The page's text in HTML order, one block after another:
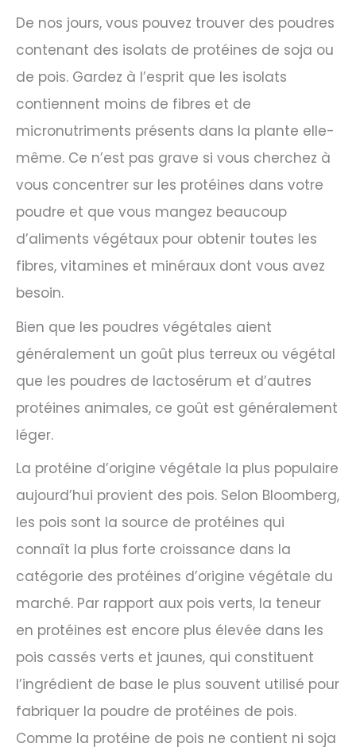
De nos jours, vous pouvez trouver des poudres
contenant des isolats de protéines de soja ou
de pois. Gardez à l’esprit que les isolats
contiennent moins de fibres et de
micronutriments présents dans la plante elle-
même. Ce n’est pas grave si vous cherchez à
vous concentrer sur les protéines dans votre
poudre et que vous mangez beaucoup
d’aliments végétaux pour obtenir toutes les
fibres, vitamines et minéraux dont vous avez
besoin.
Bien que les poudres végétales aient
généralement un goût plus terreux ou végétal
que les poudres de lactosérum et d’autres
protéines animales, ce goût est généralement
léger.
La protéine d’origine végétale la plus populaire
aujourd’hui provient des pois. Selon Bloomberg,
les pois sont la source de protéines qui
connaît la plus forte croissance dans la
catégorie des protéines d’origine végétale du
marché. Par rapport aux pois verts, la teneur
en protéines est encore plus élevée dans les
pois cassés verts et jaunes, qui constituent
l’ingrédient de base le plus souvent utilisé pour
fabriquer la poudre de protéines de pois.
Comme la protéine de pois ne contient ni soja